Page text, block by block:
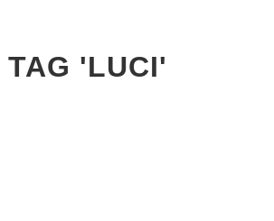
'LUCI'